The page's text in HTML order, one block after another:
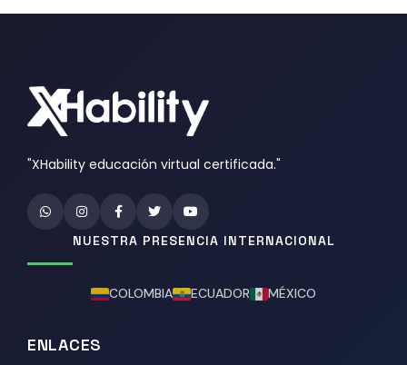
"XHability educación virtual certificada."
NUESTRA PRESENCIA INTERNACIONAL
COLOMBIA ECUADOR MÉXICO
ENLACES